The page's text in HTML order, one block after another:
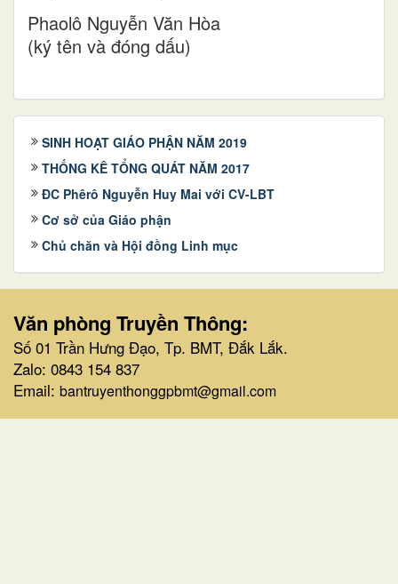
Phaolô Nguyễn Văn Hòa
(ký tên và đóng dấu)
SINH HOẠT GIÁO PHẬN NĂM 2019
THỐNG KÊ TỔNG QUÁT NĂM 2017
ĐC Phêrô Nguyễn Huy Mai với CV-LBT
Cơ sở của Giáo phận
Chủ chăn và Hội đồng Linh mục
Văn phòng Truyền Thông:
Số 01 Trần Hưng Đạo, Tp. BMT, Đắk Lắk.
Zalo: 0843 154 837
Email: bantruyenthonggpbmt@gmail.com